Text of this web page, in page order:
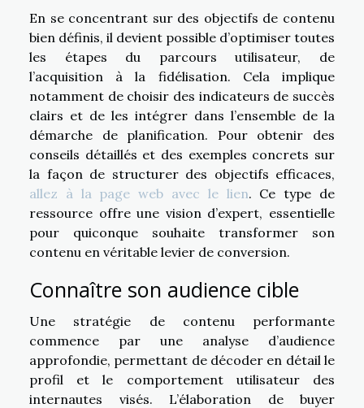
En se concentrant sur des objectifs de contenu
bien définis, il devient possible d’optimiser toutes
les étapes du parcours utilisateur, de
l’acquisition à la fidélisation. Cela implique
notamment de choisir des indicateurs de succès
clairs et de les intégrer dans l’ensemble de la
démarche de planification. Pour obtenir des
conseils détaillés et des exemples concrets sur
la façon de structurer des objectifs efficaces,
allez à la page web avec le lien. Ce type de
ressource offre une vision d’expert, essentielle
pour quiconque souhaite transformer son
contenu en véritable levier de conversion.
Connaître son audience cible
Une stratégie de contenu performante
commence par une analyse d’audience
approfondie, permettant de décoder en détail le
profil et le comportement utilisateur des
internautes visés. L’élaboration de buyer